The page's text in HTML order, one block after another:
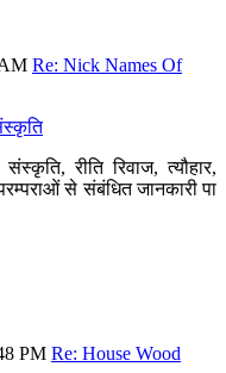
Re: Nick Names Of
रीति रिवाज, त्यौहार,
से संबंधित जानकारी पा
PM Re: House Wood